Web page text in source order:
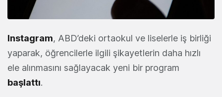
Instagram, ABD’deki ortaokul ve liselerle iş birliği
yaparak, öğrencilerle ilgili şikayetlerin daha hızlı
ele alınmasını sağlayacak yeni bir program
başlattı.